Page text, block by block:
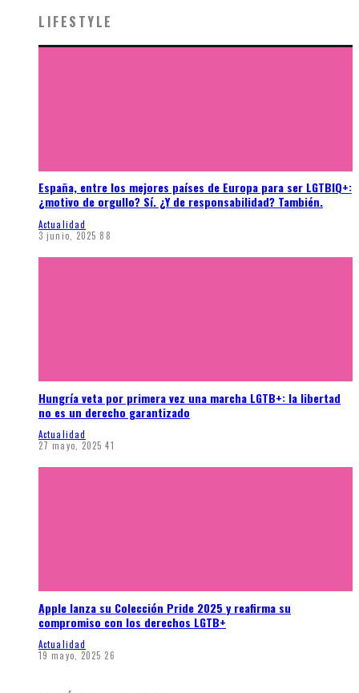
LIFESTYLE
España, entre los mejores países de Europa para ser LGTBIQ+:
¿motivo de orgullo? Sí. ¿Y de responsabilidad? También.
Actualidad
3 junio, 2025 88
Hungría veta por primera vez una marcha LGTB+: la libertad
no es un derecho garantizado
Actualidad
27 mayo, 2025 41
Apple lanza su Colección Pride 2025 y reafirma su
compromiso con los derechos LGTB+
Actualidad
19 mayo, 2025 26